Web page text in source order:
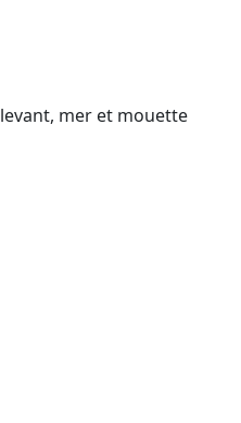
mer et mouette